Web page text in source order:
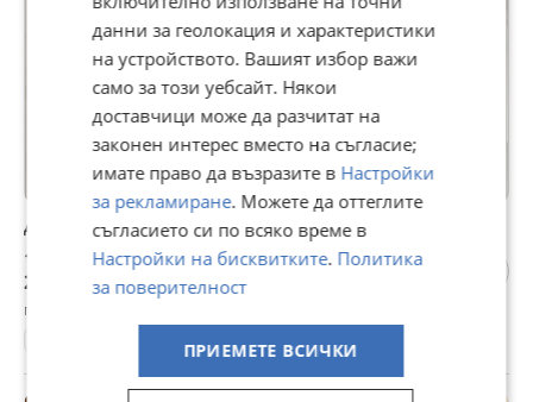
Дамски официални ботуши, естествена кожа
13,50 €
26,40 лв
гр. Перник, днес, 08:28
данни за геолокация и характеристики
на устройството. Вашият избор важи
само за този уебсайт. Някои
доставчици може да разчитат на
законен интерес вместо на съгласие;
имате право да възразите в Настройки
за рекламиране. Можете да оттеглите
съгласието си по всяко време в
Настройки на бисквитките. Политика
за поверителност
ПРИЕМЕТЕ ВСИЧКИ